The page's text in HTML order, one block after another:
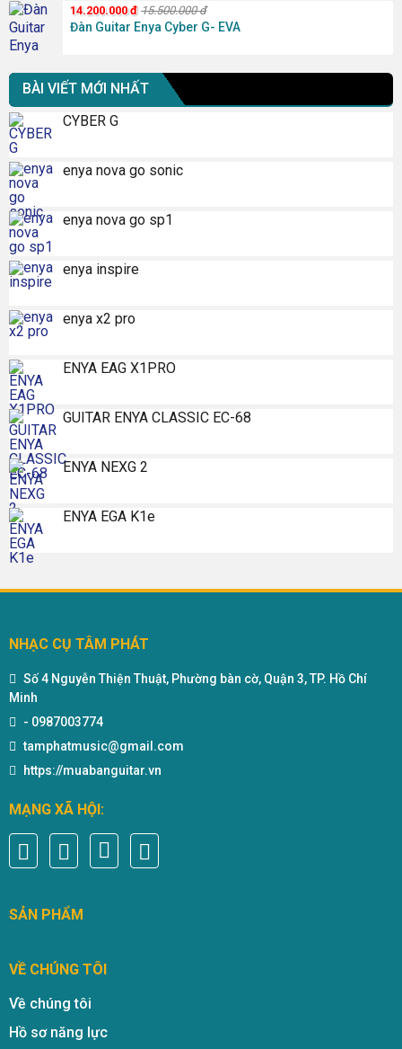
14.200.000 đ 15.500.000 đ
Đàn Guitar Enya Cyber G- EVA
BÀI VIẾT MỚI NHẤT
CYBER G
enya nova go sonic
enya nova go sp1
enya inspire
enya x2 pro
ENYA EAG X1PRO
GUITAR ENYA CLASSIC EC-68
ENYA NEXG 2
ENYA EGA K1e
NHẠC CỤ TÂM PHÁT
Số 4 Nguyễn Thiện Thuật, Phường bàn cờ, Quận 3, TP. Hồ Chí
Minh
- 0987003774
tamphatmusic@gmail.com
https://muabanguitar.vn
MẠNG XÃ HỘI:
SẢN PHẨM
VỀ CHÚNG TÔI
Về chúng tôi
Hồ sơ năng lực